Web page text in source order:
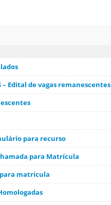
– Edital de vagas remanescentes
para recurso
para Matrícula
para matrícula